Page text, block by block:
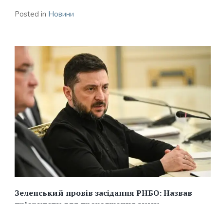
Posted in Новини
Зеленський провів засідання РНБО: Назвав